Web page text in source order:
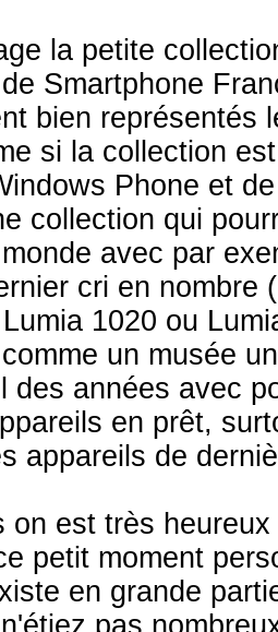
la petite
Smartphone
bien représentés
si la collection
Phone et
collection qui
avec par
cri en nombre
1020 ou
un musée
des années avec
en prêt,
appareils de
on est très
petit moment
en grande
pas